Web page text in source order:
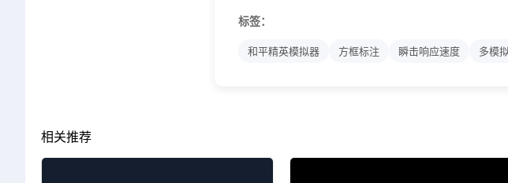
标签：
和平精英模拟器 方框标注 瞬击响应速度 多模
相关推荐